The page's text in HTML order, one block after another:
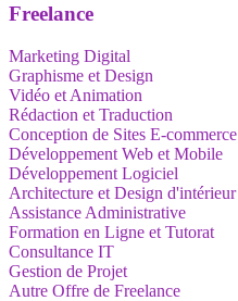
Freelance
Marketing Digital
Graphisme et Design
Vidéo et Animation
Rédaction et Traduction
Conception de Sites E-commerce
Développement Web et Mobile
Développement Logiciel
Architecture et Design d'intérieur
Assistance Administrative
Formation en Ligne et Tutorat
Consultance IT
Gestion de Projet
Autre Offre de Freelance